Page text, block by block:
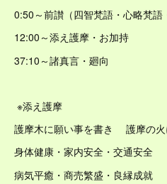
0:50​～前讃（四智梵語・心略梵語
12:00​～添え護摩・お加持
37:10​～諸真言・廻向
※添え護摩
護摩木に願い事を書き 護摩の
身体健康・家内安全・交通安全
病気平癒・商売繁盛・良縁成就